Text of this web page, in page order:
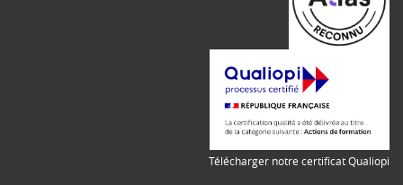
Télécharger notre certificat Qualiopi